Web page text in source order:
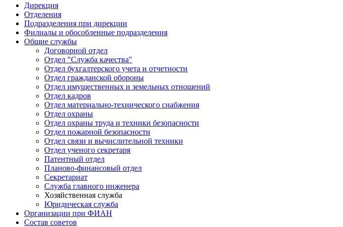
Дирекция
Отделения
Подразделения при дирекции
Филиалы и обособленные подразделения
Общие службы
Договорной отдел
Отдел "Служба качества"
Отдел бухгалтерского учета и отчетности
Отдел гражданской обороны
Отдел имущественных и земельных отношений
Отдел кадров
Отдел материально-технического снабжения
Отдел охраны
Отдел охраны труда и техники безопасности
Отдел пожарной безопасности
Отдел связи и вычислительной техники
Отдел ученого секретаря
Патентный отдел
Планово-финансовый отдел
Секретариат
Служба главного инженера
Хозяйственная служба
Юридическая служба
Организации при ФИАН
Состав советов